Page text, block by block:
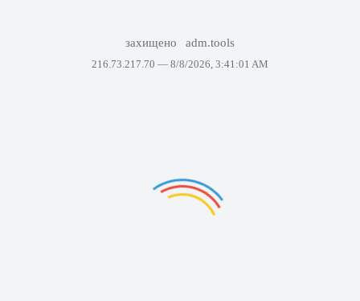
захищено adm.tools
216.73.217.70 — 8/8/2026, 3:41:01 AM